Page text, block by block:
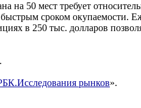
на 50 мест требует
сроком окупаемости.
в 250 тыс. долларов
рынков».